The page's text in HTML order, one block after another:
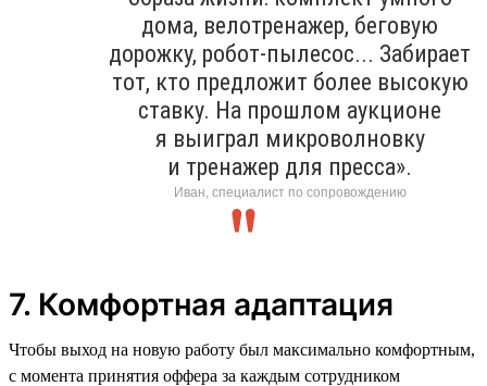
дома, велотренажер, беговую
дорожку, робот-пылесос... Забирает
тот, кто предложит более высокую
ставку. На прошлом аукционе
я выиграл микроволновку
и тренажер для пресса».
Иван, специалист по сопровождению
7. Комфортная адаптация
Чтобы выход на новую работу был максимально комфортным,
с момента принятия оффера за каждым сотрудником